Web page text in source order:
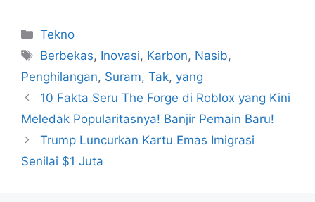
Kategori
Tekno
Tag
Berbekas, Inovasi, Karbon, Nasib,
Penghilangan, Suram, Tak, yang
10 Fakta Seru The Forge di Roblox yang Kini
Meledak Popularitasnya! Banjir Pemain Baru!
Trump Luncurkan Kartu Emas Imigrasi
Senilai $1 Juta